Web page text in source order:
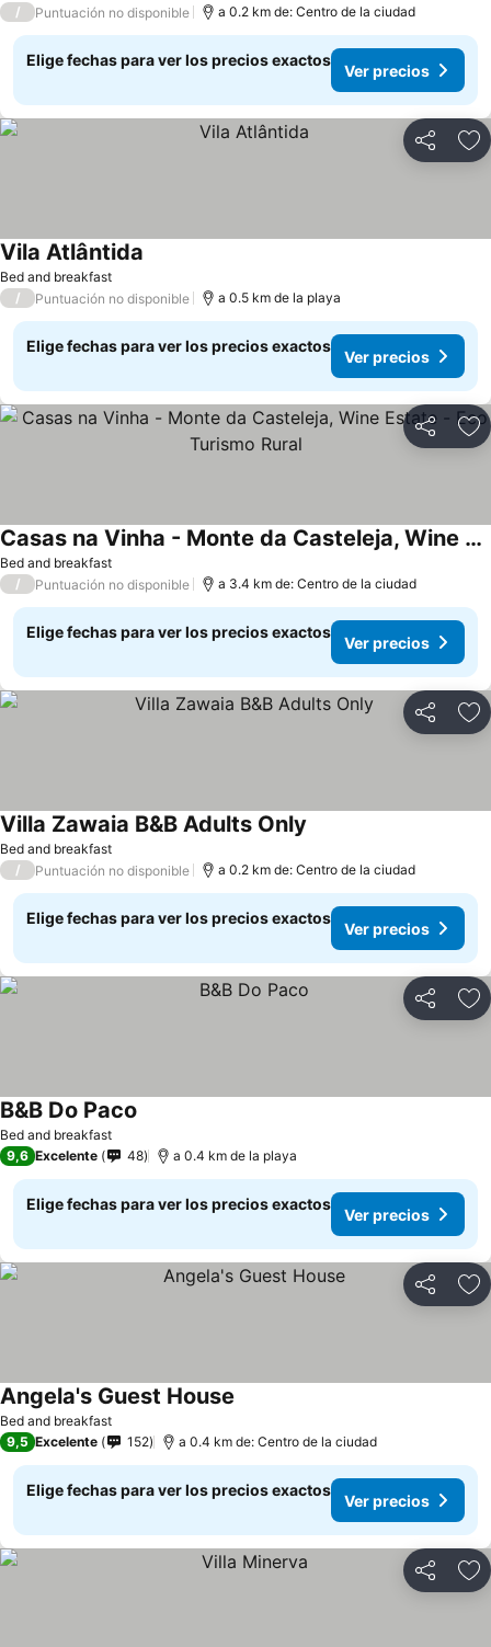
/ Puntuación no disponible a 0.2 km de: Centro de la ciudad
Elige fechas para ver los precios exactos
Ver precios
Compartir
Bed and breakfast
Vila Atlântida
/ Puntuación no disponible a 0.5 km de la playa
Elige fechas para ver los precios exactos
Ver precios
Compartir
Bed and breakfast
Casas na Vinha - Monte da Casteleja, Wine Estate - Eco Turismo Rural
Ver precios
/ Puntuación no disponible a 3.4 km de: Centro de la ciudad
Elige fechas para ver los precios exactos
Ver precios
Compartir
Bed and breakfast
Villa Zawaia B&B Adults Only
/ Puntuación no disponible a 0.2 km de: Centro de la ciudad
Elige fechas para ver los precios exactos
Ver precios
Compartir
Bed and breakfast
B&B Do Paco
9,6 Excelente 48 a 0.4 km de la playa
Elige fechas para ver los precios exactos
Ver precios
Compartir
Bed and breakfast
Angela's Guest House
9,5 Excelente 152 a 0.4 km de: Centro de la ciudad
Elige fechas para ver los precios exactos
Ver precios
Compartir